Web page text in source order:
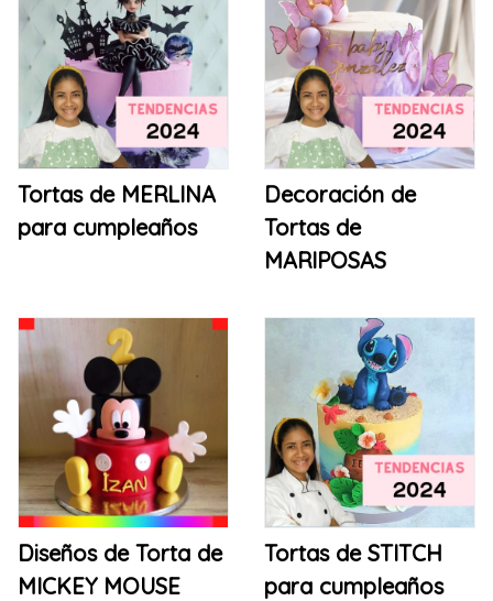
Tortas de MERLINA
para cumpleaños
Decoración de
Tortas de
MARIPOSAS
Diseños de Torta de
MICKEY MOUSE
Tortas de STITCH
para cumpleaños